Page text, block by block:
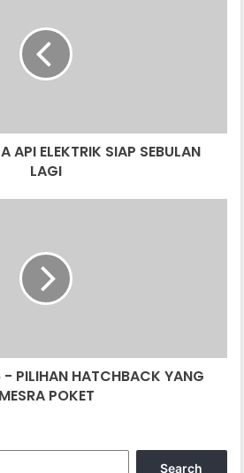
API ELEKTRIK SIAP SEBULAN
LAGI
PILIHAN HATCHBACK YANG
MESRA POKET